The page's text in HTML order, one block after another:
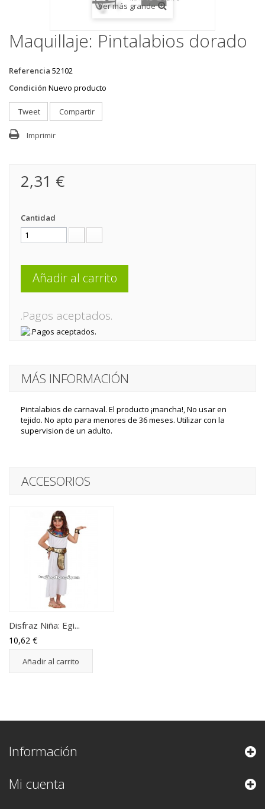
Ver más grande
Maquillaje: Pintalabios dorado
Referencia 52102
Condición Nuevo producto
Tweet Compartir
Imprimir
2,31 €
Cantidad
Añadir al carrito
.Pagos aceptados.
MÁS INFORMACIÓN
Pintalabios de carnaval. El producto ¡mancha!, No usar en
tejido. No apto para menores de 36 meses. Utilizar con la
supervision de un adulto.
ACCESORIOS
Disfraz Niña: Egi...
10,62 €
Añadir al carrito
Información
Mi cuenta